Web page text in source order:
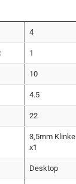
4
1
10
4.5
22
3,5mm Klinke
x1
Desktop